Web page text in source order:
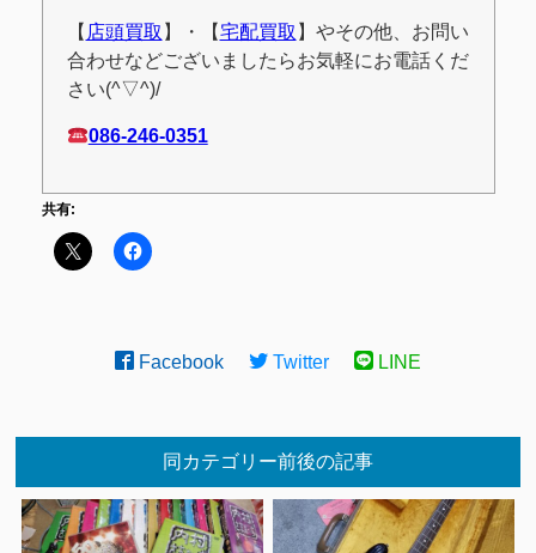
【 店頭買取 】・【宅配買取 】やその他、お問い
合わせなどございましたらお気軽にお電話くだ
さい(^▽^)/
086-246-0351
共有:
Facebook Twitter LINE
同カテゴリー前後の記事